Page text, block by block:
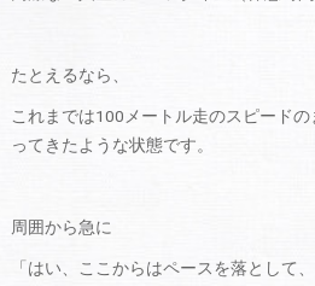
たとえるなら、
これまでは100メートル走のスピード
ってきたような状態です。
周囲から急に
「はい、ここからはペースを落として